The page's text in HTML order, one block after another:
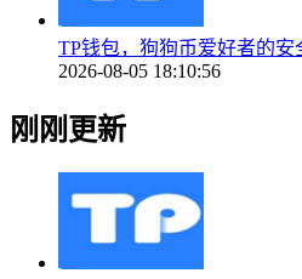
TP钱包，狗狗币爱好者的安
2026-08-05 18:10:56
刚刚更新